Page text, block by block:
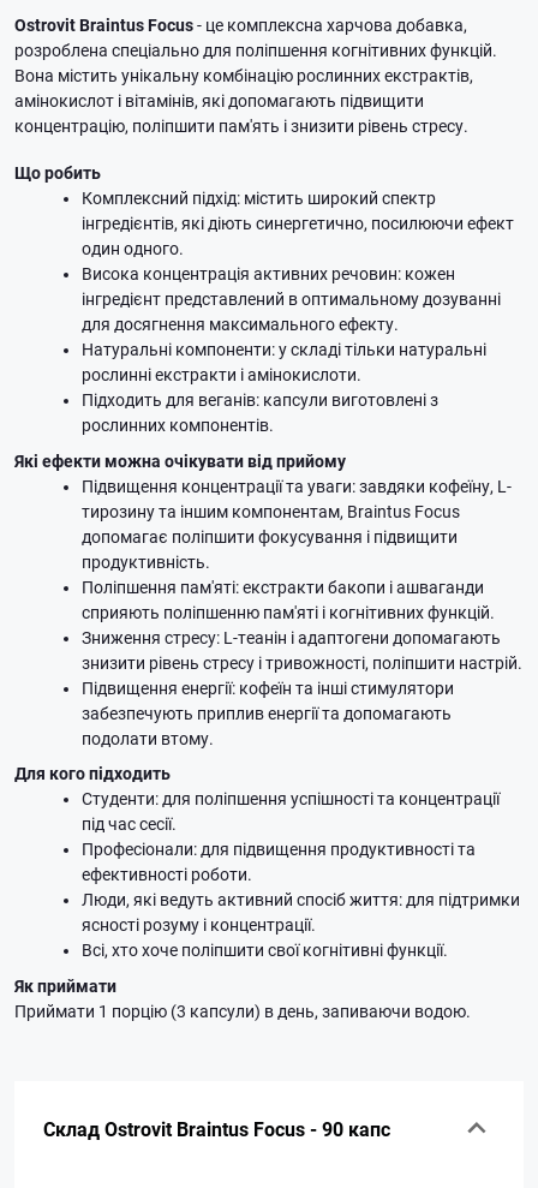
Ostrovit Braintus Focus- це комплексна харчова добавка,
розроблена спеціально для поліпшення когнітивних функцій.
Вона містить унікальну комбінацію рослинних екстрактів,
амінокислот і вітамінів, які допомагають підвищити
концентрацію, поліпшити пам'ять і знизити рівень стресу.
Що робить
Комплексний підхід: містить широкий спектр
інгредієнтів, які діють синергетично, посилюючи ефект
один одного.
Висока концентрація активних речовин: кожен
інгредієнт представлений в оптимальному дозуванні
для досягнення максимального ефекту.
Натуральні компоненти: у складі тільки натуральні
рослинні екстракти і амінокислоти.
Підходить для веганів: капсули виготовлені з
рослинних компонентів.
Які ефекти можна очікувати від прийому
Підвищення концентрації та уваги: завдяки кофеїну, L-
тирозину та іншим компонентам, Braintus Focus
допомагає поліпшити фокусування і підвищити
продуктивність.
Поліпшення пам'яті: екстракти бакопи і ашваганди
сприяють поліпшенню пам'яті і когнітивних функцій.
Зниження стресу: L-теанін і адаптогени допомагають
знизити рівень стресу і тривожності, поліпшити настрій.
Підвищення енергії: кофеїн та інші стимулятори
забезпечують приплив енергії та допомагають
подолати втому.
Для кого підходить
Студенти: для поліпшення успішності та концентрації
під час сесії.
Професіонали: для підвищення продуктивності та
ефективності роботи.
Люди, які ведуть активний спосіб життя: для підтримки
ясності розуму і концентрації.
Всі, хто хоче поліпшити свої когнітивні функції.
Як приймати
Приймати 1 порцію (3 капсули) в день, запиваючи водою.
Склад Ostrovit Braintus Focus - 90 капс